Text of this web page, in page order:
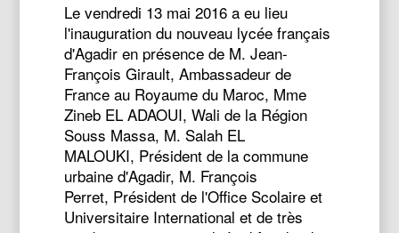
Le vendredi 13 mai 2016 a eu lieu
l'inauguration du nouveau lycée français
d'Agadir en présence de M. Jean-
François Girault, Ambassadeur de
France au Royaume du Maroc, Mme
Zineb EL ADAOUI, Wali de la Région
Souss Massa, M. Salah EL
MALOUKI, Président de la commune
urbaine d'Agadir, M. François
Perret, Président de l'Office Scolaire et
Universitaire International et de très